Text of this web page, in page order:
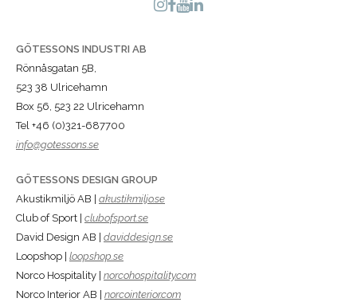
GÖTESSONS INDUSTRI AB
Rönnåsgatan 5B,
523 38 Ulricehamn
Box 56, 523 22 Ulricehamn
Tel +46 (0)321-687700
info@gotessons.se
GÖTESSONS DESIGN GROUP
Akustikmiljö AB | akustikmiljo.se
Club of Sport | clubofsport.se
David Design AB | daviddesign.se
Loopshop | loopshop.se
Norco Hospitality | norcohospitality.com
Norco Interior AB | norcointerior.com